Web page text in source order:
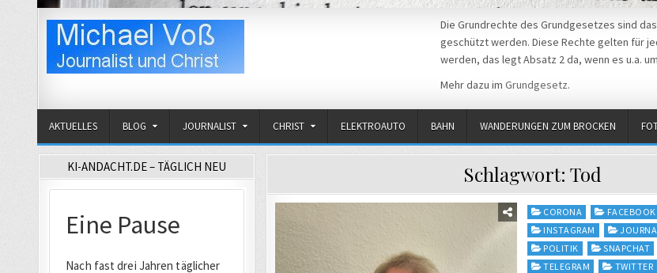
Die Grundrechte des Grundgesetzes sind
geschützt werden. Diese Rechte gelten für
werden, das legt Absatz 2 da, wenn es u.a.
Mehr dazu im Grundgesetz.
AKTUELLES BLOG JOURNALIST CHRIST ELEKTROAUTO BAHN WANDERUNGEN ZUM BROCKEN
Schlagwort: Tod
Posted
in
CORONA FACEBOOK
INSTAGRAM
POLITIK
SNAPCHAT
TELEGRAM
TWITTER
KI-ANDACHT.DE – TÄGLICH NEU